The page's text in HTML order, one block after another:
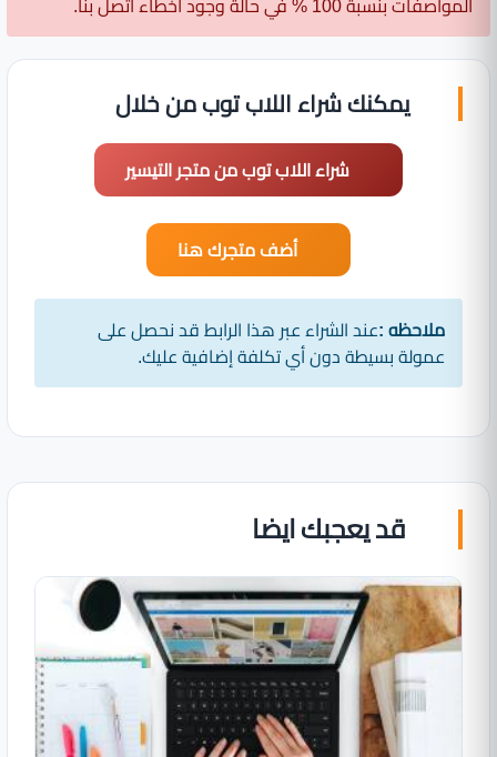
يمكنك شراء اللاب توب من خلال
شراء اللاب توب من متجر التيسير
أضف متجرك هنا
ملاحظه :عند الشراء عبر هذا الرابط قد نحصل على
عمولة بسيطة دون أي تكلفة إضافية عليك.
قد يعجبك ايضا